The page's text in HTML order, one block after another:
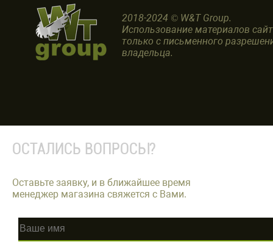
2018-2024 © W&T Group.
Использование материалов
только с письменного
владельца.
ОСТАЛИСЬ ВОПРОСЫ?
Оставьте заявку, и в ближайшее время
менеджер магазина свяжется с Вами.